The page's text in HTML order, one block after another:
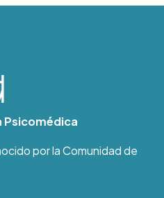
Psicomédica
por la Comunidad de